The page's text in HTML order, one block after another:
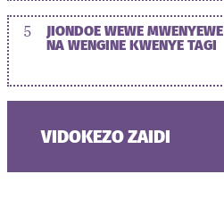
5
JIONDOE WEWE MWENYEWE
NA WENGINE KWENYE TAGI
VIDOKEZO ZAIDI